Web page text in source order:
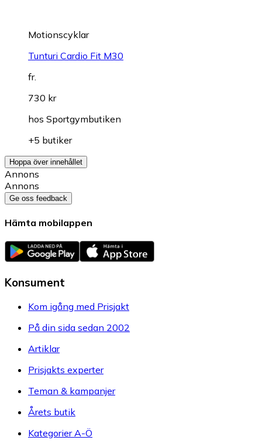
Motionscyklar
Tunturi Cardio Fit M30
fr.
730 kr
hos Sportgymbutiken
+5 butiker
Hoppa över innehållet
Annons
Annons
Ge oss feedback
Hämta mobilappen
Konsument
Kom igång med Prisjakt
På din sida sedan 2002
Artiklar
Prisjakts experter
Teman & kampanjer
Årets butik
Kategorier A-Ö